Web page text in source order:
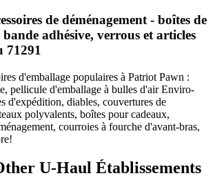
de déménagement - boîtes de
adhésive, verrous et articles
71291
d'emballage populaires à Patriot Pawn :
pellicule d'emballage à bulles d'air Enviro-
d'expédition, diables, couvertures de
polyvalents, boîtes pour cadeaux,
courroies à fourche d'avant-bras,
U-Haul Établissements